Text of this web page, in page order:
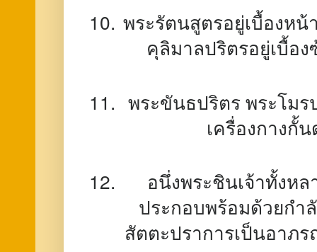
พระรัตนสูตรอยู่เบื้องหน้
คุลิมาลปริตรอยู่เบื้อ
พระขันธปริตร พระโม
เครื่องกางกั้
อนึ่งพระชินเจ้าทั้งห
ประกอบพร้อมด้วยก
สัตตะปราการเป็นอาภ